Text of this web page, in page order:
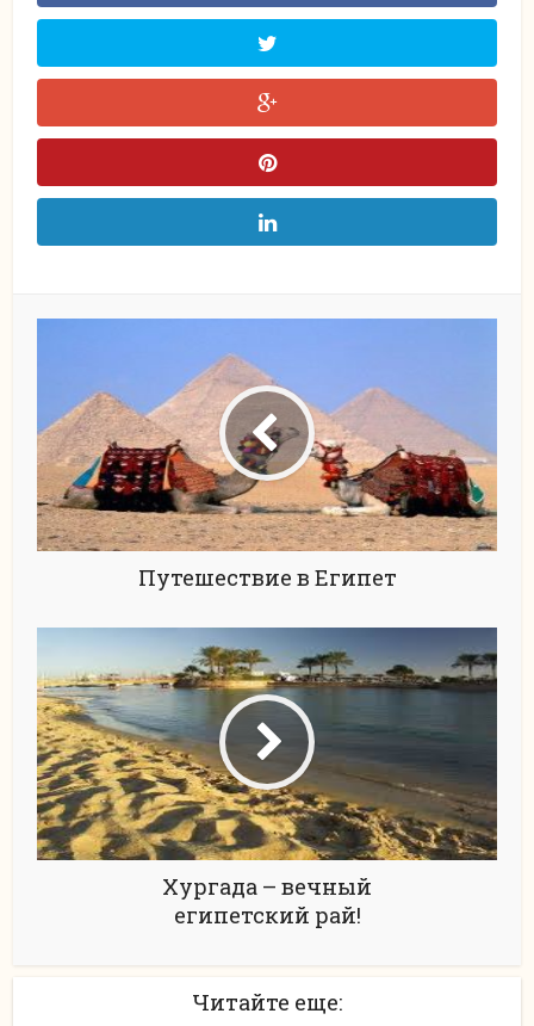
Путешествие в Египет
Хургада – вечный
египетский рай!
Читайте еще: